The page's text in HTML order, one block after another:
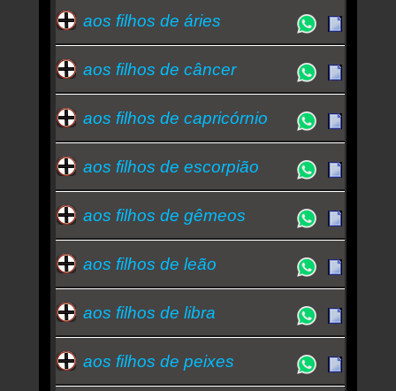
aos filhos de áries
aos filhos de câncer
aos filhos de capricórnio
aos filhos de escorpião
aos filhos de gêmeos
aos filhos de leão
aos filhos de libra
aos filhos de peixes